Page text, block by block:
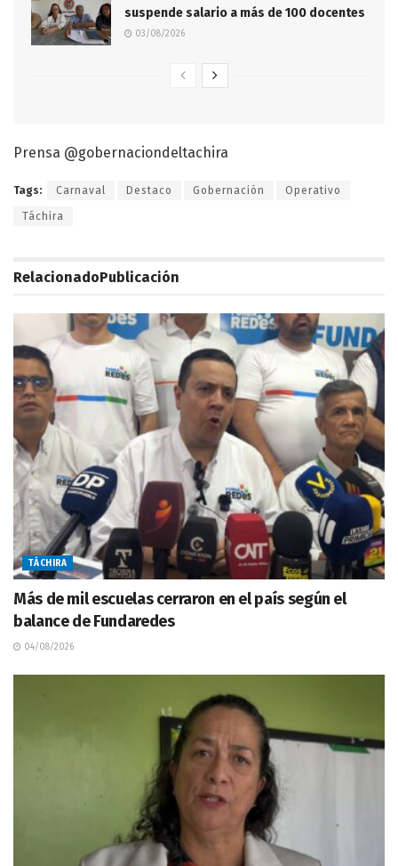
suspende salario a más de 100 docentes
03/08/2026
Prensa @gobernaciondeltachira
Tags: Carnaval Destaco Gobernación Operativo
Táchira
RelacionadoPublicación
TÁCHIRA
Más de mil escuelas cerraron en el país según el
balance de Fundaredes
04/08/2026